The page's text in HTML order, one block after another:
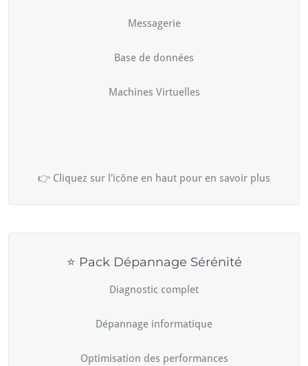
Messagerie
Base de données
Machines Virtuelles
👉 Cliquez sur l'icône en haut pour en savoir plus
⭐ Pack Dépannage Sérénité
Diagnostic complet
Dépannage informatique
Optimisation des performances